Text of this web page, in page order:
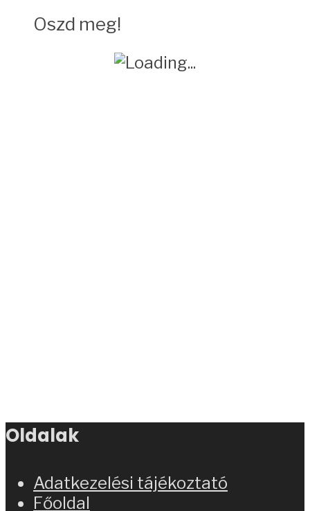
Oszd meg!
Oldalak
Adatkezelési tájékoztató
Főoldal